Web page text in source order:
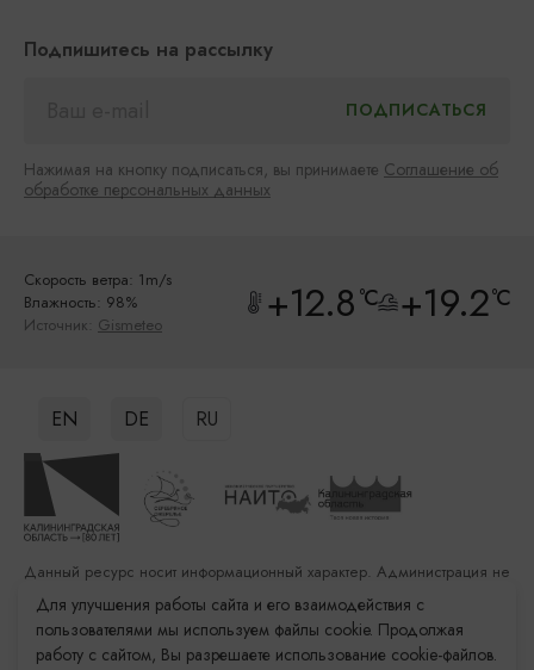
Подпишитесь на рассылку
Нажимая на кнопку подписаться, вы принимаете Соглашение об
обработке персональных данных
Скорость ветра: 1m/s
Влажность: 98%
Источник: Gismeteo +12.8°C +19.2°C
EN DE RU
Данный ресурс носит информационный характер. Администрация не
несет ответственности за качество услуг, предоставленных
сторонними организациями
Разработка сайта: «Решение»
Для улучшения работы сайта и его взаимодействия с
пользователями мы используем файлы cookie. Продолжая
работу с сайтом, Вы разрешаете использование cookie-файлов.